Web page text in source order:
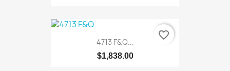
4713 F&Q...
$1,838.00
favorite_border